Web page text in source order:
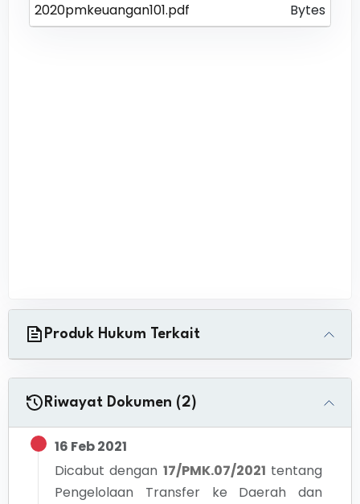
2020pmkeuangan101.pdf
Bytes
Produk Hukum Terkait
Riwayat Dokumen (2)
16 Feb 2021
Dicabut dengan 17/PMK.07/2021 tentang
Pengelolaan Transfer ke Daerah dan